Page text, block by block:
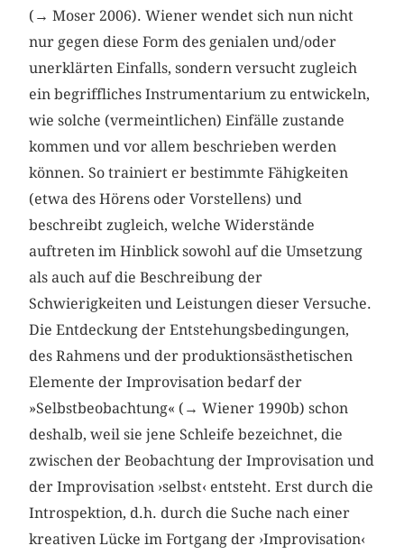
(→ Moser 2006). Wiener wendet sich nun nicht
nur gegen diese Form des genialen und/oder
unerklärten Einfalls, sondern versucht zugleich
ein begriffliches Instrumentarium zu entwickeln,
wie solche (vermeintlichen) Einfälle zustande
kommen und vor allem beschrieben werden
können. So trainiert er bestimmte Fähigkeiten
(etwa des Hörens oder Vorstellens) und
beschreibt zugleich, welche Widerstände
auftreten im Hinblick sowohl auf die Umsetzung
als auch auf die Beschreibung der
Schwierigkeiten und Leistungen dieser Versuche.
Die Entdeckung der Entstehungsbedingungen,
des Rahmens und der produktionsästhetischen
Elemente der Improvisation bedarf der
»Selbstbeobachtung« (→ Wiener 1990b) schon
deshalb, weil sie jene Schleife bezeichnet, die
zwischen der Beobachtung der Improvisation und
der Improvisation ›selbst‹ entsteht. Erst durch die
Introspektion, d.h. durch die Suche nach einer
kreativen Lücke im Fortgang der ›Improvisation‹